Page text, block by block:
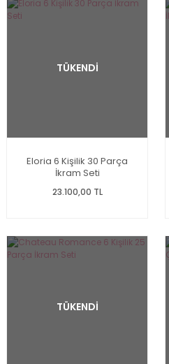
TÜKENDİ
Eloria 6 Kişilik 30 Parça
İkram Seti
23.100,00 TL
TÜKENDİ